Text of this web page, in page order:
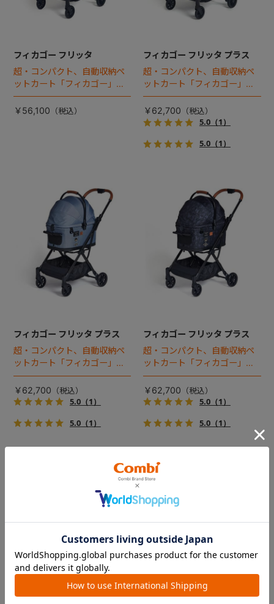
フィカゴー フリッタ
超・コンパクト、自動収納ペ
ットカート「フィカゴー」に
キャビン着脱タイプが新登
場！
￥56,100
フィカゴー フリッタ プラス
超・コンパクト、自動収納ペ
ットカート「フィカゴー」に
キャビン着脱タイプが新登
場！
￥62,700
5.0（1）
5.0（1）
フィカゴー フリッタ プラス
超・コンパクト、自動収納ペ
ットカート「フィカゴー」に
キャビン着脱タイプが新登
場！
￥62,700
5.0（1）
5.0（1）
フィカゴー フリッタ プラス
超・コンパクト、自動収納ペ
ットカート「フィカゴー」に
キャビン着脱タイプが新登
場！
￥62,700
5.0（1）
5.0（1）